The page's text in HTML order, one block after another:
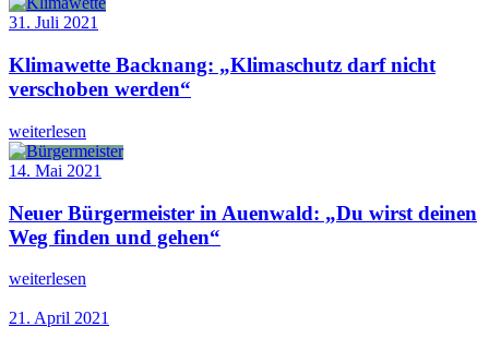
31. Juli 2021
Klimawette Backnang: „Klimaschutz darf nicht
verschoben werden“
weiterlesen
14. Mai 2021
Neuer Bürgermeister in Auenwald: „Du wirst deinen
Weg finden und gehen“
weiterlesen
21. April 2021